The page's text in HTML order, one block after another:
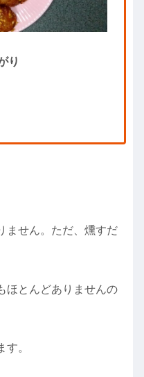
り
ません。ただ、燻すだ
ほとんどありませんの
。